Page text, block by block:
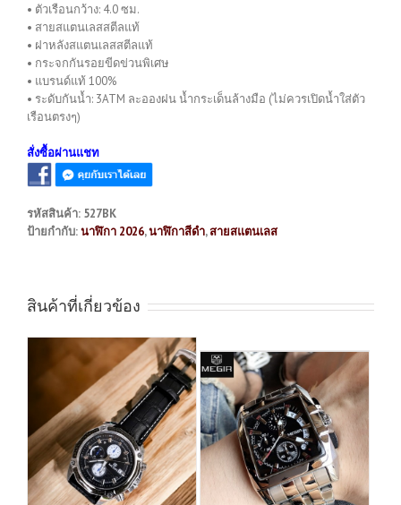
• ตัวเรือนกว้าง: 4.0 ซม.
• สายสแตนเลสสตีลแท้
• ฝาหลังสแตนเลสสตีลแท้
• กระจกกันรอยขีดข่วนพิเศษ
• แบรนด์แท้ 100%
• ระดับกันน้ำ: 3ATM ละอองฝน น้ำกระเด็นล้างมือ (ไม่ควรเปิดน้ำใส่ตัว
เรือนตรงๆ)
สั่งซื้อผ่านแชท
รหัสสินค้า: 527BK
ป้ายกำกับ:นาฬิกา 2026,นาฬิกาสีดำ,สายสแตนเลส
สินค้าที่เกี่ยวข้อง